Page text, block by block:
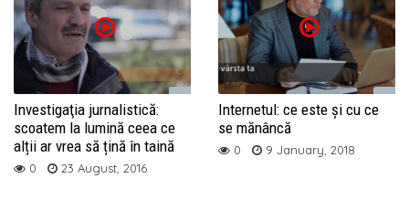
Investigaţia jurnalistică:
scoatem la lumină ceea ce
alții ar vrea să țină în taină
0 23 August, 2016
Internetul: ce este și cu ce
se mănâncă
0 9 January, 2018